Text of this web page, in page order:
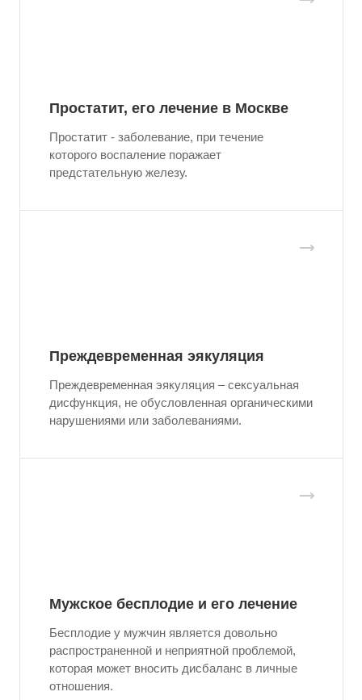
Простатит, его лечение в Москве
Простатит - заболевание, при течение
которого воспаление поражает
предстательную железу.
Преждевременная эякуляция
Преждевременная эякуляция – сексуальная
дисфункция, не обусловленная органическими
нарушениями или заболеваниями.
Мужское бесплодие и его лечение
Бесплодие у мужчин является довольно
распространенной и неприятной проблемой,
которая может вносить дисбаланс в личные
отношения.